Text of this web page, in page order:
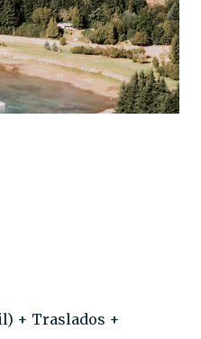
+ Traslados +